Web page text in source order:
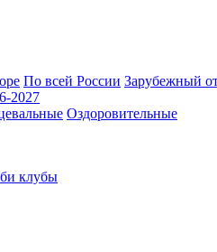
По всей России Зарубежный
2027
Оздоровительные
клубы